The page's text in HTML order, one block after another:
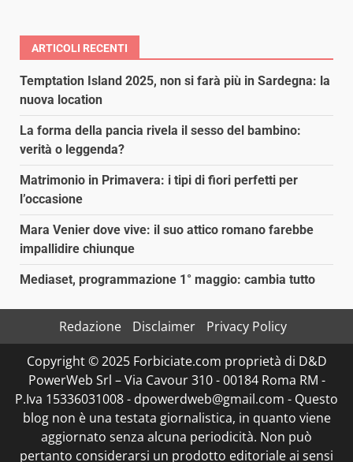
ARTICOLI RECENTI
Temptation Island 2025, non si farà più in Sardegna: la
nuova location
La forma della pancia rivela il sesso del bambino:
verità o leggenda?
Matrimonio in Primavera: i tipi di fiori perfetti per
l’occasione
Mara Venier dove vive: il suo attico romano farebbe
impallidire chiunque
Mediaset, programmazione 1° maggio: cambia tutto
Redazione Disclaimer
Privacy Policy
Copyright © 2025 Forbiciate.com proprietà di D&D
PowerWeb Srl – Via Cavour 310 - 00184 Roma RM -
P.Iva 15336031008 - dpowerdweb@gmail.com - Questo
blog non è una testata giornalistica, in quanto viene
aggiornato senza alcuna periodicità. Non può
pertanto considerarsi un prodotto editoriale ai sensi